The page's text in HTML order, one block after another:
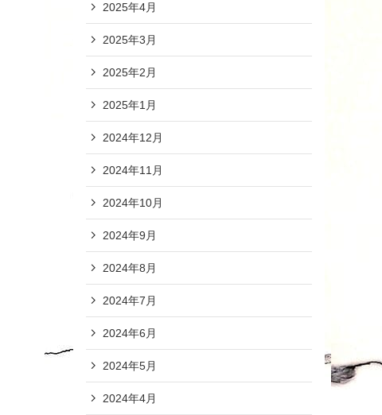
2025年4月
2025年3月
2025年2月
2025年1月
2024年12月
2024年11月
2024年10月
2024年9月
2024年8月
2024年7月
2024年6月
2024年5月
2024年4月